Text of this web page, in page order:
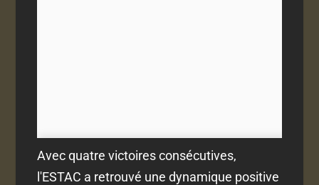
Avec quatre victoires consécutives,
l'ESTAC a retrouvé une dynamique positive